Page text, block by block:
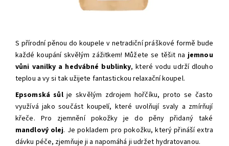
S přírodní pěnou do koupele v netradiční práškové formě bude
každé koupání skvělým zážitkem! Můžete se těšit na jemnou
vůni vanilky a hedvábné bublinky, které vodu udrží dlouho
teplou a vy si tak užijete fantastickou relaxační koupel.
Epsomská sůlje skvělým zdrojem hořčíku, proto se často
využívá jako součást koupelí, které uvolňují svaly a zmírňují
křeče. Pro zjemnění pokožky je do pěny přidaný také
mandlový olej. Je pokladem pro pokožku, který přináší extra
dávku péče, zjemňuje ji a napomáhá ji udržet hydratovanou.